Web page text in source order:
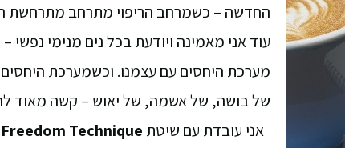
החדשה – כשמרחב הריפוי מתרחב מתרחשת
עוד אני מאמינה ויודעת בכל נים מנימי
מערכת היחסים עם עצמנו. וכשמערכת
של בושה, של אשמה, של יאוש – קשה מאוד
אני עובדת עם שיטת Technique,